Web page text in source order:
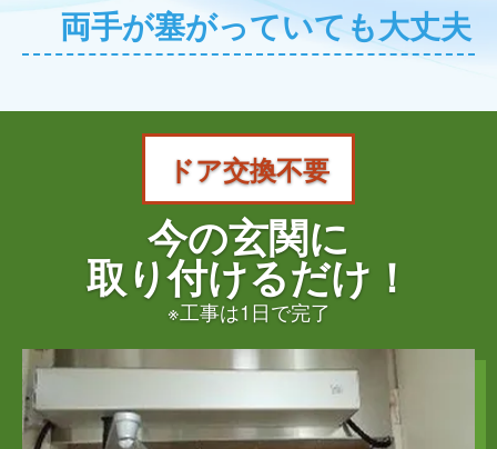
両手が塞がっていても大丈夫
ドア交換不要
今の玄関に
取り付けるだけ！
※工事は1日で完了